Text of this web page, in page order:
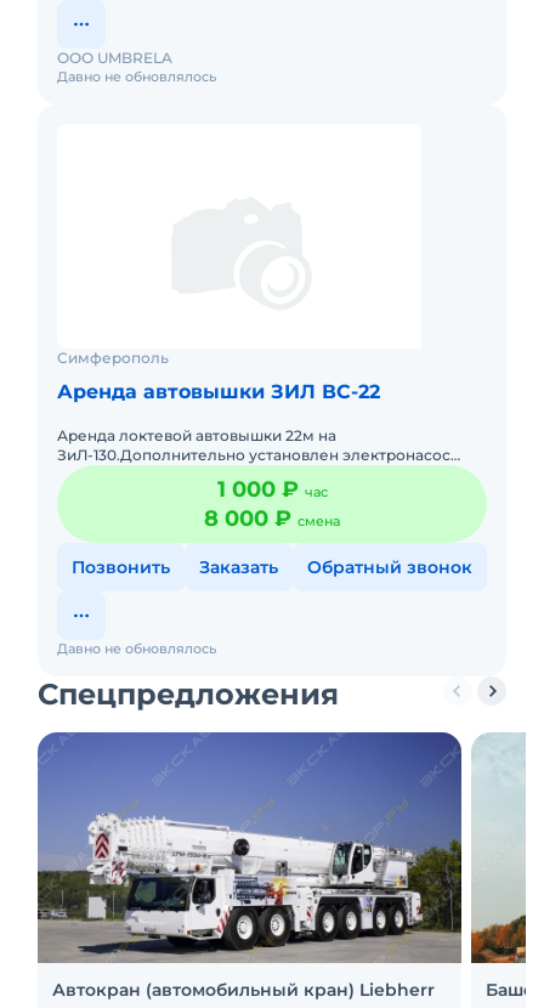
Давно не обновлялось
ООО UMBRELA
Симферополь
Аренда автовышки ЗИЛ ВС-22
Аренда локтевой автовышки 22м на
ЗиЛ-130.Дополнительно установлен электронасос
гидравлики.
1 000 ₽ час
8 000 ₽ смена
Позвонить Заказать Обратный звонок
Давно не обновлялось
Спецпредложения
Автокран (автомобильный кран) Liebherr